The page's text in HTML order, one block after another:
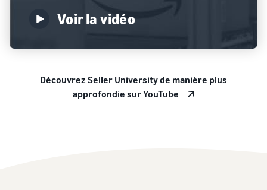
Voir la vidéo
Découvrez Seller University de manière plus
approfondie sur YouTube